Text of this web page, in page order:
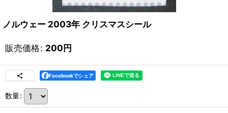
ノルウェー 2003年 クリスマスシール
販売価格: 200円
Facebookでシェア
数量: